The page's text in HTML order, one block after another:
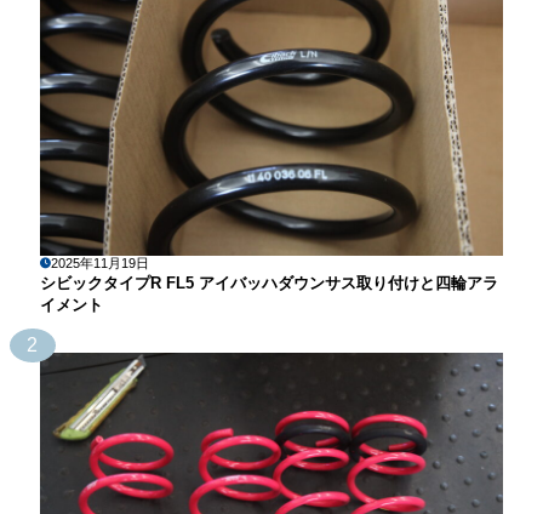
2025年11月19日
シビックタイプR FL5 アイバッハダウンサス取り付けと四輪アラ
イメント
2